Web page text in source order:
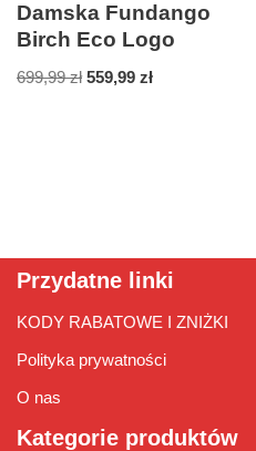
Damska Fundango
Birch Eco Logo
699,99zł 559,99 zł
Przydatne linki
KODY RABATOWE I ZNIŻKI
Polityka prywatności
O nas
Kategorie produktów